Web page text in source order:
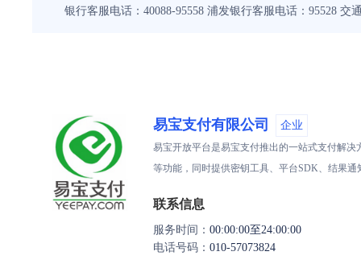
银行客服电话：40088-95558 浦发银行客服电话：95528 交
易宝支付有限公司 企业
易宝开放平台是易宝支付推出的一站式支付解
等功能，同时提供密钥工具、平台SDK、结果
联系信息
服务时间： 00:00:00至24:00:00
电话号码： 010-57073824